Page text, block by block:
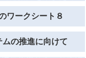
ワークシート８
の推進に向けて